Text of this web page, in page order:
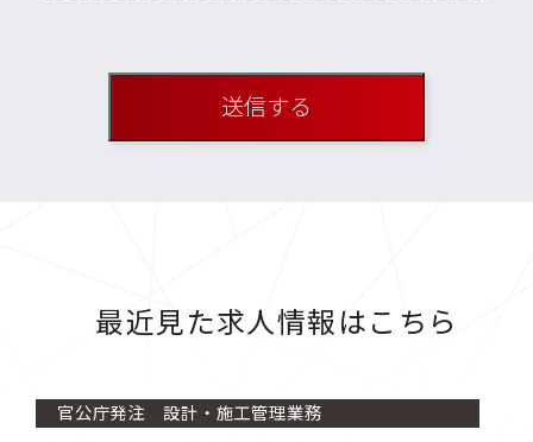
最近見た求人情報はこちら
官公庁発注 設計・施工管理業務